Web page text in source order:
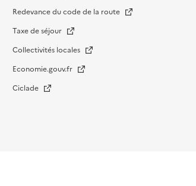
Redevance du code de la route
Taxe de séjour
Collectivités locales
Economie.gouv.fr
Ciclade